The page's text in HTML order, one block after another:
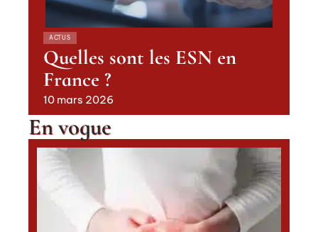
ACTUS
Quelles sont les ESN en
France ?
10 mars 2026
En vogue